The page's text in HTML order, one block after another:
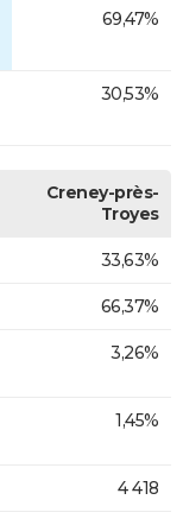
69,47%
30,53%
Creney-près-
Troyes
33,63%
66,37%
3,26%
1,45%
4 418